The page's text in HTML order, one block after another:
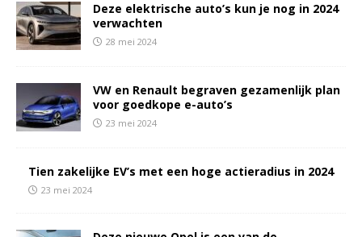
Deze elektrische auto’s kun je nog in 2024
verwachten
28 mei 2024
VW en Renault begraven gezamenlijk plan
voor goedkope e-auto’s
23 mei 2024
Tien zakelijke EV’s met een hoge actieradius in 2024
23 mei 2024